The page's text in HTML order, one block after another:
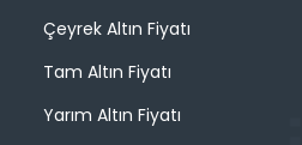
Çeyrek Altın Fiyatı
Tam Altın Fiyatı
Yarım Altın Fiyatı